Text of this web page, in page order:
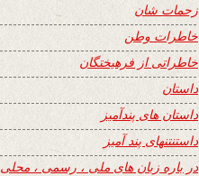
زحمات شان
خاطرات وطن
خاطراتی از فرهیختگان
داستان
داستان های پندآمیز
داستنتنهای پند آمیز
در باره زبان های ملی ، رسمی ، محلی